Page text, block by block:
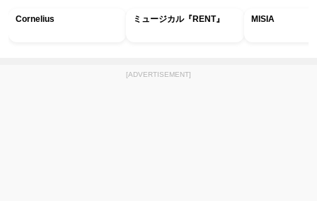
Cornelius ミュージカル『RENT』 MISIA
[ADVERTISEMENT]